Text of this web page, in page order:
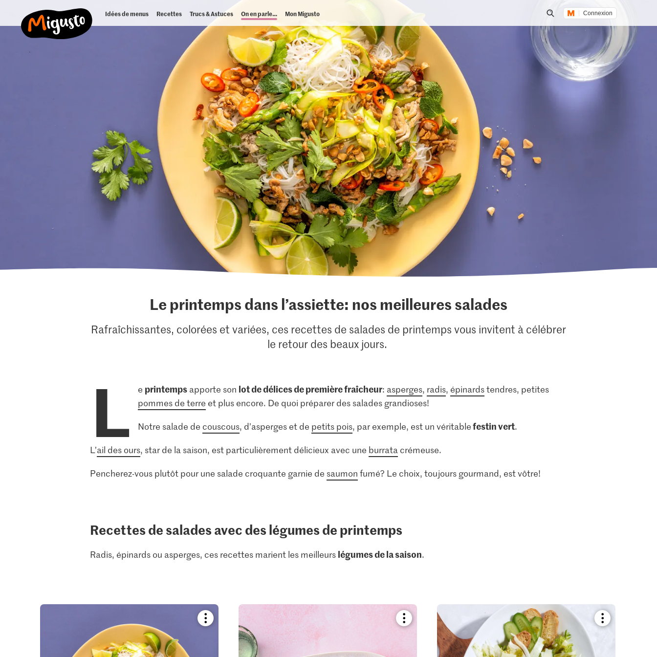
Idées de menus Recettes Trucs & Astuces On en parle… Mon Migusto
Lancer une recherche
Connexion
Le printemps dans l’assiette: nos meilleures salades
Rafraîchissantes, colorées et variées, ces recettes de salades de printemps vous invitent à célébrer
le retour des beaux jours.
L e printempsapporte son lot de délices de première fraîcheur: asperges, radis, épinardstendres, petites
pommes de terre et plus encore. De quoi préparer des salades grandioses!
Notre salade de couscous, d’asperges et de petits pois, par exemple, est un véritablefestin vert.
L’ail des ours, star de la saison, est particulièrement délicieux avec une burratacrémeuse.
Pencherez-vous plutôt pour une salade croquante garnie de saumon fumé? Le choix, toujours gourmand, est vôtre!
Recettes de salades avec des légumes de printemps
Radis, épinards ou asperges, ces recettes marient les meilleurs légumes de la saison.
Bookmark
recipe
Bookmark
recipe
Bookmark
recipe